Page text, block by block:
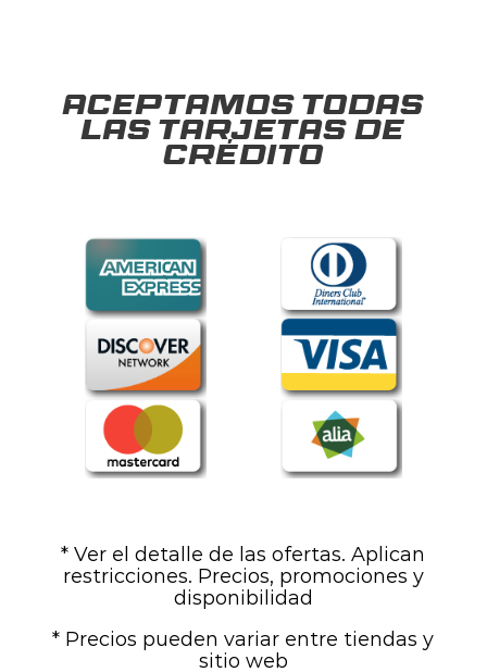
Aceptamos todas
las tarjetas de
crédito
* Ver el detalle de las ofertas. Aplican
restricciones. Precios, promociones y
disponibilidad
* Precios pueden variar entre tiendas y
sitio web